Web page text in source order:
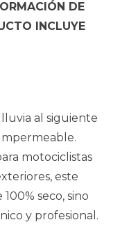
DE
INCLUYE
al siguiente
motociclistas
este
seco, sino
y profesional.